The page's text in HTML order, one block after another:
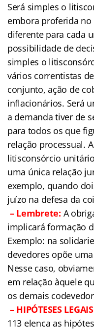
Será simples o
embora proferida
diferente para cada
possibilidade de
simples o
vários correntistas
conjunto, ação de
inflacionários. Será
a demanda tiver de
para todos os que
relação processual.
litisconsórcio
uma única relação
exemplo, quando
juízo na defesa da
– Lembrete: A
implicará formação
Exemplo: na
devedores opõe
Nesse caso,
em relação àquele
os demais
– HIPÓTESES
113 elenca as